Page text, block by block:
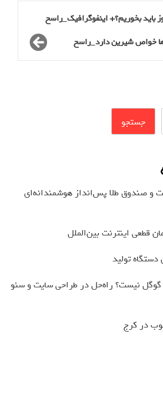
باید بخوریم؟+ اینفوگرافیک_راسخ
ها خواص شیرین دارد_راسخ
جستجو
و صندوق طلا پس‌انداز هوشمندانه‌ای
قطعی اینترنت بین‌الملل
تولید
نیست؟ راه‌حل در طراحی سایت و سئو
در کرج